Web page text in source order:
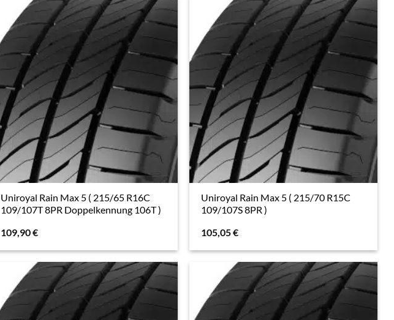
Uniroyal Rain Max 5 ( 215/65 R16C
109/107T 8PR Doppelkennung 106T )
109,90€
Uniroyal Rain Max 5 ( 215/70 R15C
109/107S 8PR )
105,05€